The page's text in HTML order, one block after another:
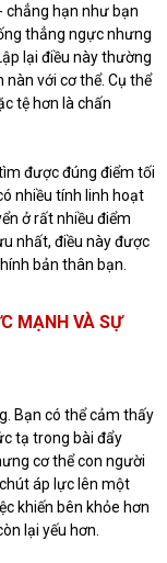
chẳng hạn như bạn
thẳng ngực nhưng
lại điều này thường
nàn với cơ thể. Cụ thể
tệ hơn là chấn
được đúng điểm tối
nhiều tính linh hoạt
ở rất nhiều điểm
nhất, điều này được
bản thân bạn.
MẠNH VÀ SỰ
Bạn có thể cảm thấy
tạ trong bài đẩy
cơ thể con người
áp lực lên một
khiến bên khỏe hơn
lại yếu hơn.